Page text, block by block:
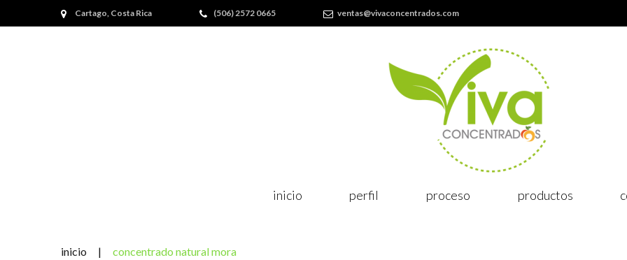
to
Cartago, Costa Rica (506) 2572 0665 ventas@vivaconcentrados.com
inicio perfil proceso productos
inicio | concentrado natural mora